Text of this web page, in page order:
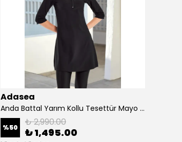
Adasea
Anda Battal Yarım Kollu Tesettür Mayo 1601-P
%50 ₺ 2,990.00
₺ 1,495.00